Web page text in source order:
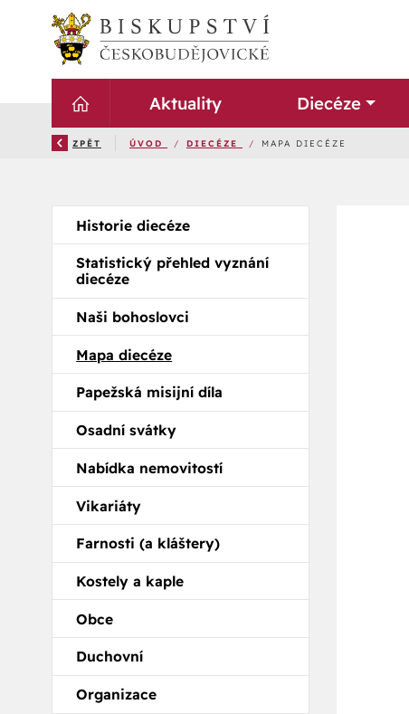
Aktuality Diecéze
ZPĚT ÚVOD / DIECÉZE / MAPA DIECÉZE
Historie diecéze
Statistický přehled vyznání
diecéze
Naši bohoslovci
Mapa diecéze
Papežská misijní díla
Osadní svátky
Nabídka nemovitostí
Vikariáty
Farnosti (a kláštery)
Kostely a kaple
Obce
Duchovní
Organizace